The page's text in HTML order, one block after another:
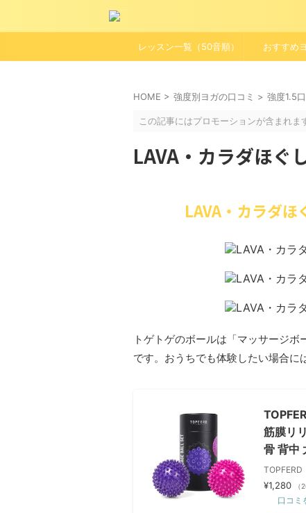
レッスン一覧（50音順） おすすめ
HOME > 強度別ヨガの口コミ > 強度1.5
この記事にはプロモーションが含まれま
LAVA・カラダほぐ
LAVA・カラダほ
トゲトゲのボールは「マッサージ
です。おうちでも体験したい場合に
筋膜リ
骨 背中
TOPFERD
¥1,280
口コミ